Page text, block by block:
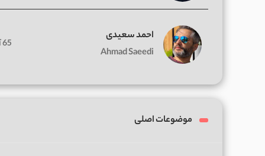
احمد سعیدی
Ahmad Saeedi
65 آهنگ
موضوعات اصلی